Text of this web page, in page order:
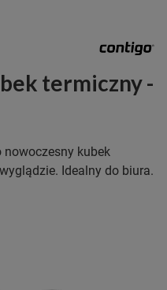
termiczny -
kubek
Idealny do biura.